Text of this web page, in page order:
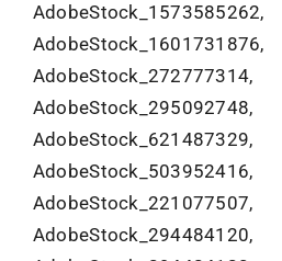
AdobeStock_1573585262,
AdobeStock_1601731876,
AdobeStock_272777314,
AdobeStock_295092748,
AdobeStock_621487329,
AdobeStock_503952416,
AdobeStock_221077507,
AdobeStock_294484120,